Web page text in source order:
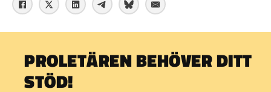
PROLETÄREN BEHÖVER DITT
STÖD!